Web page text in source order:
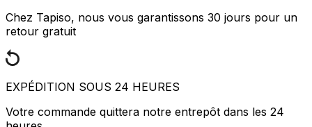
Chez Tapiso, nous vous garantissons 30 jours pour un
retour gratuit
EXPÉDITION SOUS 24 HEURES
Votre commande quittera notre entrepôt dans les 24